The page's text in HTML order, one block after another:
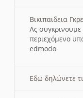
Βικιπαιδεια
Ας
περιεχόμενο
edmodo
Εδω δηλώνετε